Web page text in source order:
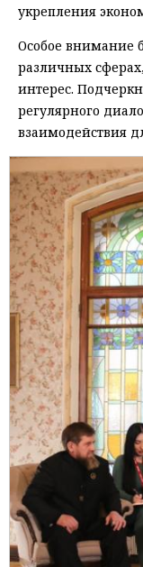
укрепления
Особое внимание
различных
интерес.
регулярного
взаимодействия